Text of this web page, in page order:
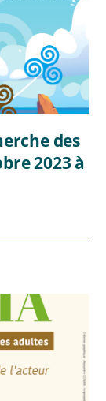
des
2023 à